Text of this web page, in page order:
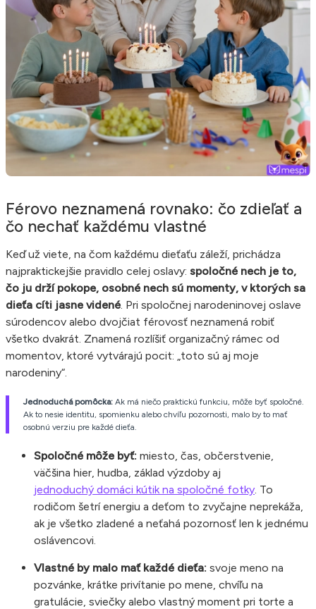
Férovo neznamená rovnako: čo zdieľať a
čo nechať každému vlastné
Keď už viete, na čom každému dieťaťu záleží, prichádza
najpraktickejšie pravidlo celej oslavy: spoločné nech je to,
čo ju drží pokope, osobné nech sú momenty, v ktorých sa
dieťa cíti jasne videné . Pri spoločnej narodeninovej oslave
súrodencov alebo dvojčiat férovosť neznamená robiť
všetko dvakrát. Znamená rozlíšiť organizačný rámec od
momentov, ktoré vytvárajú pocit: „toto sú aj moje
narodeniny“.
Jednoduchá pomôcka: Ak má niečo praktickú funkciu, môže byť spoločné.
Ak to nesie identitu, spomienku alebo chvíľu pozornosti, malo by to mať
osobnú verziu pre každé dieťa.
Spoločné môže byť: miesto, čas, občerstvenie,
väčšina hier, hudba, základ výzdoby aj
jednoduchý domáci kútik na spoločné fotky . To
rodičom šetrí energiu a deťom to zvyčajne neprekáža,
ak je všetko zladené a neťahá pozornosť len k jednému
oslávencovi.
Vlastné by malo mať každé dieťa: svoje meno na
pozvánke, krátke privítanie po mene, chvíľu na
gratulácie, sviečky alebo vlastný moment pri torte a